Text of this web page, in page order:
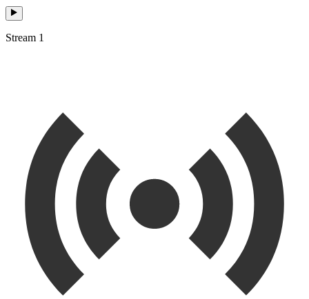
Stream 1